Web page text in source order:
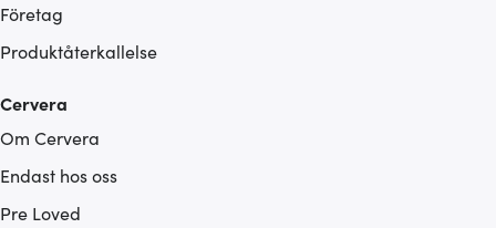
Företag
Produktåterkallelse
Cervera
Om Cervera
Endast hos oss
Pre Loved